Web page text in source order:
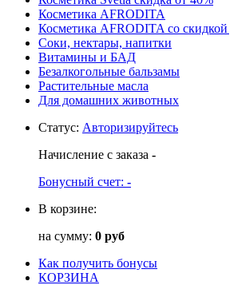
Косметика AFRODITA
Косметика AFRODITA со скидкой
Соки, нектары, напитки
Витамины и БАД
Безалкогольные бальзамы
Растительные масла
Для домашних животных
Статус: Авторизируйтесь
Начисление с заказа -
Бонусный счет: -
В корзине:
на сумму: 0 руб
Как получить бонусы
КОРЗИНА